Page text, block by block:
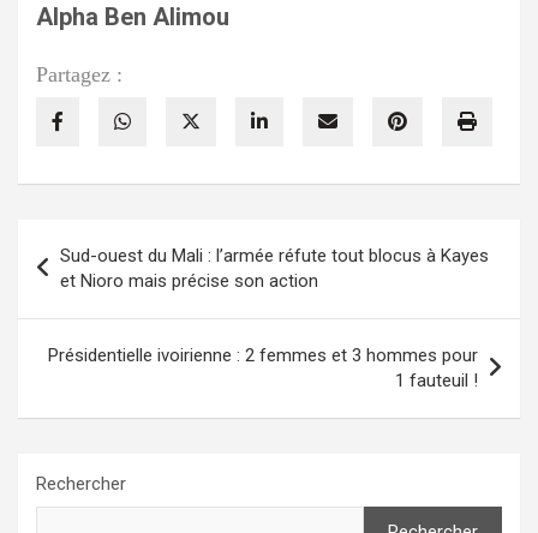
Alpha Ben Alimou
Partagez :
de
l’article
Sud-ouest du Mali : l’armée réfute tout blocus à Kayes
et Nioro mais précise son action
Présidentielle ivoirienne : 2 femmes et 3 hommes pour
1 fauteuil !
Rechercher